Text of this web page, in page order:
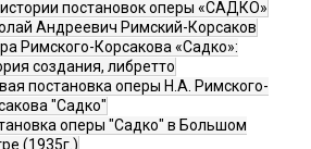
постановок оперы «САДКО»
Андреевич Римский-Корсаков
Римского-Корсакова «Садко»:
создания, либретто
постановка оперы Н.А. Римского-
"Садко"
оперы "Садко" в Большом
(1935г.)